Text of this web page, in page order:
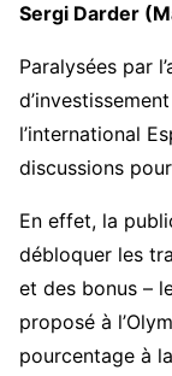
Sergi Darder
Paralysées par
l’international
discussions
En effet, la
débloquer les
et des bonus –
proposé à
pourcentage à